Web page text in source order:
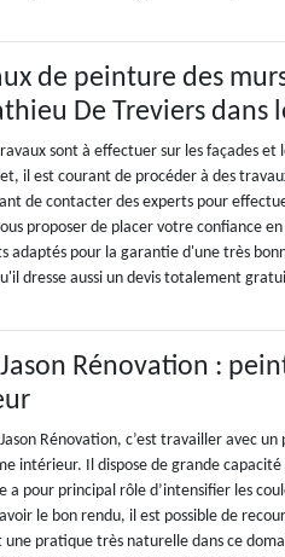
de peinture des
De Treviers dans
sont à effectuer sur les façades et
il est courant de procéder à des
de contacter des experts pour
proposer de placer votre confiance
adaptés pour la garantie d'une très
dresse aussi un devis totalement
Jason Rénovation :
Rénovation, c’est travailler avec
intérieur. Il dispose de grande capacité
a pour principal rôle d’intensifier les
le bon rendu, il est possible de
une pratique très naturelle dans ce